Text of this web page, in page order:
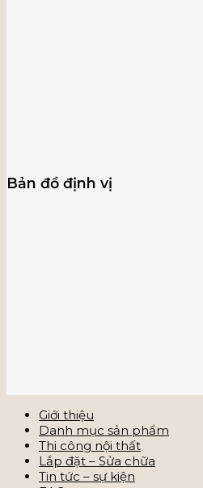
Bản đồ định vị
Giới thiệu
Danh mục sản phẩm
Thi công nội thất
Lắp đặt – Sửa chữa
Tin tức – sự kiện